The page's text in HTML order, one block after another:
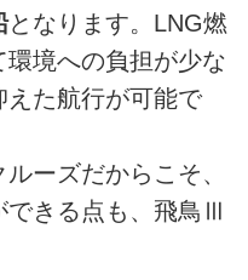
となります。LNG燃
境への負担が少な
えた航行が可能で
ーズだからこそ、
できる点も、飛鳥Ⅲ